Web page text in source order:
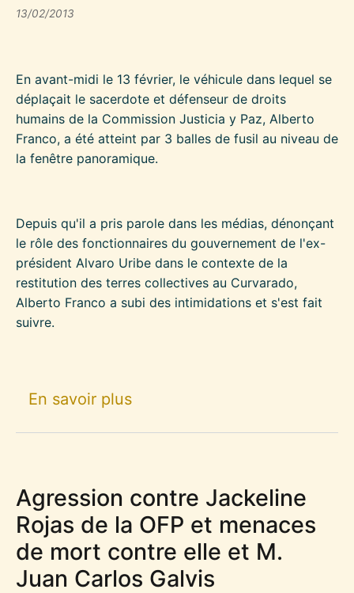
13/02/2013
En avant-midi le 13 février, le véhicule dans lequel se
déplaçait le sacerdote et défenseur de droits
humains de la Commission Justicia y Paz, Alberto
Franco, a été atteint par 3 balles de fusil au niveau de
la fenêtre panoramique.
Depuis qu'il a pris parole dans les médias, dénonçant
le rôle des fonctionnaires du gouvernement de l'ex-
président Alvaro Uribe dans le contexte de la
restitution des terres collectives au Curvarado,
Alberto Franco a subi des intimidations et s'est fait
suivre.
En savoir plussur Attaque contre la voiture
Agression contre Jackeline
Rojas de la OFP et menaces
de mort contre elle et M.
Juan Carlos Galvis